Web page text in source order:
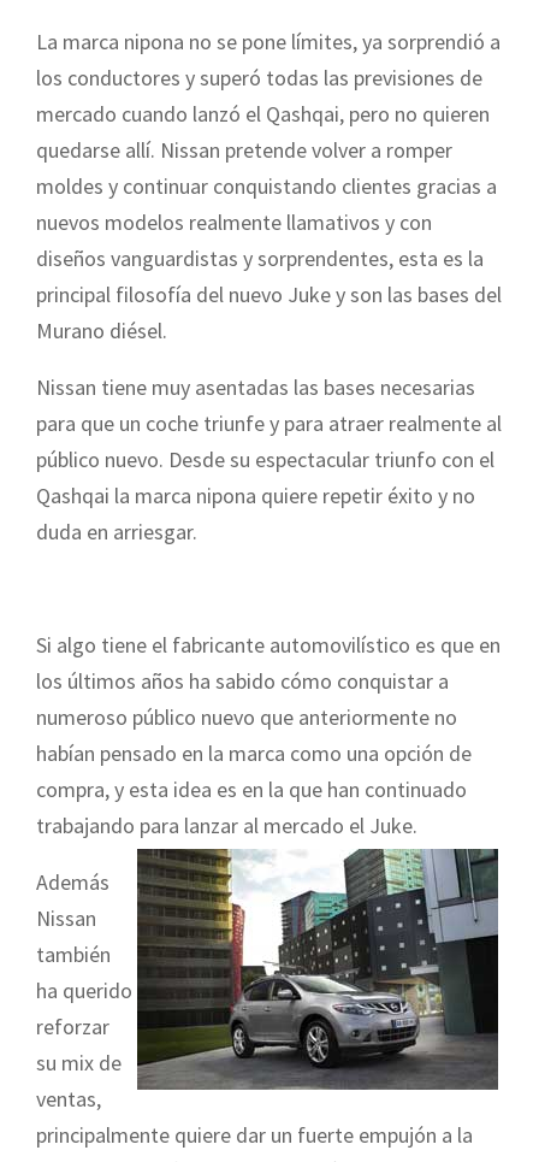
La marca nipona no se pone límites, ya sorprendió a
los conductores y superó todas las previsiones de
mercado cuando lanzó el Qashqai, pero no quieren
quedarse allí. Nissan pretende volver a romper
moldes y continuar conquistando clientes gracias a
nuevos modelos realmente llamativos y con
diseños vanguardistas y sorprendentes, esta es la
principal filosofía del nuevo Juke y son las bases del
Murano diésel.
Nissan tiene muy asentadas las bases necesarias
para que un coche triunfe y para atraer realmente al
público nuevo. Desde su espectacular triunfo con el
Qashqai la marca nipona quiere repetir éxito y no
duda en arriesgar.
Si algo tiene el fabricante automovilístico es que en
los últimos años ha sabido cómo conquistar a
numeroso público nuevo que anteriormente no
habían pensado en la marca como una opción de
compra, y esta idea es en la que han continuado
trabajando para lanzar al mercado el Juke.
Además
Nissan
también
ha querido
reforzar
su mix de
ventas,
principalmente quiere dar un fuerte empujón a la